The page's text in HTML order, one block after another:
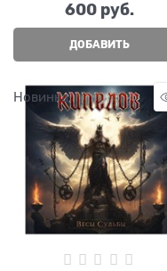
600 руб.
ДОБАВИТЬ
Новинка